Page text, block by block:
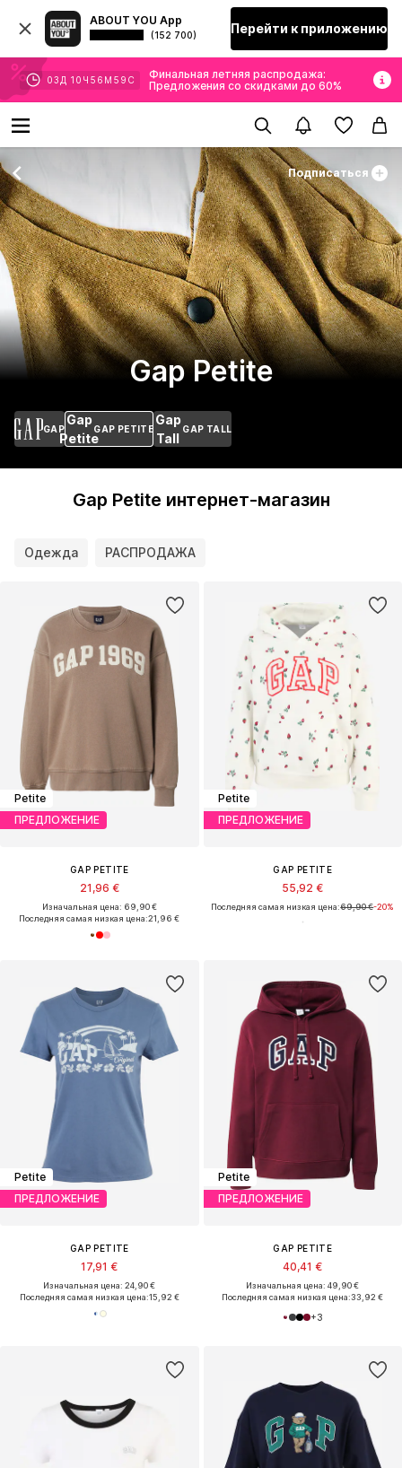
ABOUT YOU App
(152 700) Перейти к приложению
03 Д 10 Ч 56 М 57 С
Финальная летняя распродажа:
Предложения со скидками до 60%
Подписаться
Gap Petite
GAP
Gap
Petite
GAP PETITE
Gap
Tall
GAP TALL
Gap Petite интернет-магазин
Одежда РАСПРОДАЖА
Petite
ПРЕДЛОЖЕНИЕ
GAP PETITE
21,96 €
Изначальная цена: 69,90 €
Последняя самая низкая цена:21,96 €
Petite
ПРЕДЛОЖЕНИЕ
GAP PETITE
55,92 €
Последняя самая низкая цена:69,90 €-20%
Petite
ПРЕДЛОЖЕНИЕ
GAP PETITE
17,91 €
Изначальная цена: 24,90 €
Последняя самая низкая цена:15,92 €
Petite
ПРЕДЛОЖЕНИЕ
GAP PETITE
40,41 €
Изначальная цена: 49,90 €
Последняя самая низкая цена:33,92 €
+3